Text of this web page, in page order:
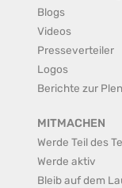
Blogs
Videos
Presseverteiler
Logos
Berichte zur
MITMACHEN
Werde Teil des
Werde aktiv
Bleib auf dem